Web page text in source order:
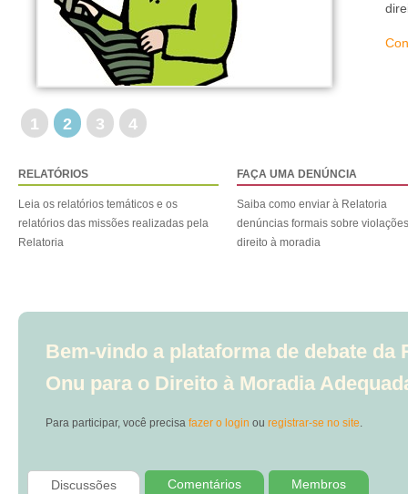
1 2 3 4
RELATÓRIOS
Leia os relatórios temáticos e os
relatórios das missões realizadas pela
Relatoria
FAÇA UMA DENÚNCIA
Saiba como enviar à Relatoria
denúncias formais sobre
direito à moradia
Bem-vindo a plataforma de debate da
Onu para o Direito à Moradia
Para participar, você precisa fazer o login ou registrar-se no site.
Discussões Comentários Membros